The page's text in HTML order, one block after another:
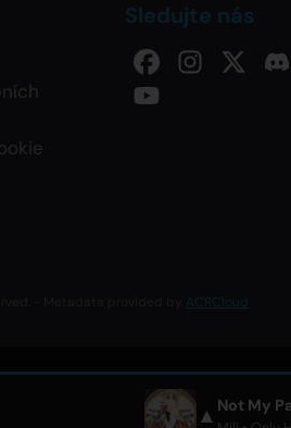
Sledujte nás
ACRCloud
▲ Not My